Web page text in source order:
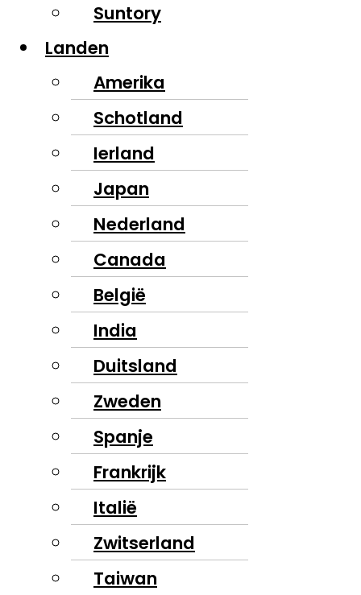
Suntory
Landen
Amerika
Schotland
Ierland
Japan
Nederland
Canada
België
India
Duitsland
Zweden
Spanje
Frankrijk
Italië
Zwitserland
Taiwan